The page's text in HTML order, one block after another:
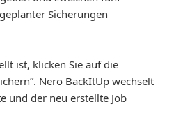
Sicherungen
ist, klicken Sie auf die
Nero BackItUp wechselt
und der neu erstellte Job